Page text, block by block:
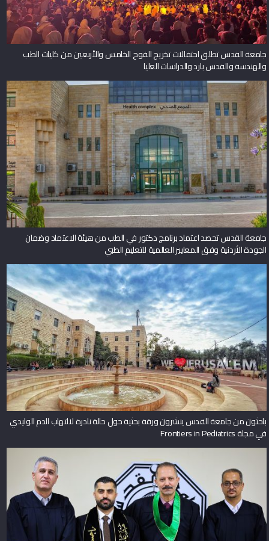
جامعة القدس تطلق احتفالات تخريج الفوج الخامس والأربعين من كليات الطب
والهندسة والقدس بارد والدراسات العليا
جامعة القدس تحصد اعتماد برنامج دكتور في الطب من هيئة الاعتماد وضمان
الجودة الأردنية وفق المعايير العالمية للتعليم الطبي
باحثون من جامعة القدس ينشرون ورقة بحثية حول حالة نادرة لالتهاب الدم الوليدي
في مجلة Frontiers in Pediatrics